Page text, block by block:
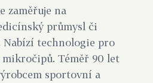
zaměřuje na
průmysl či
technologie pro
Téměř 90 let
sportovní a